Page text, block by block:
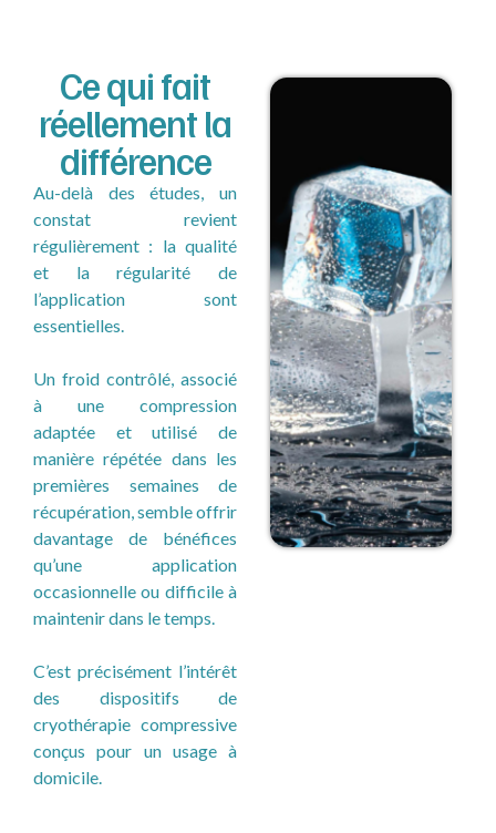
Ce qui fait
réellement la
différence
Au-delà des études, un
constat revient
régulièrement : la qualité
et la régularité de
l’application sont
essentielles.
Un froid contrôlé, associé
à une compression
adaptée et utilisé de
manière répétée dans les
premières semaines de
récupération, semble offrir
davantage de bénéfices
qu’une application
occasionnelle ou difficile à
maintenir dans le temps.
C’est précisément l’intérêt
des dispositifs de
cryothérapie compressive
conçus pour un usage à
domicile.